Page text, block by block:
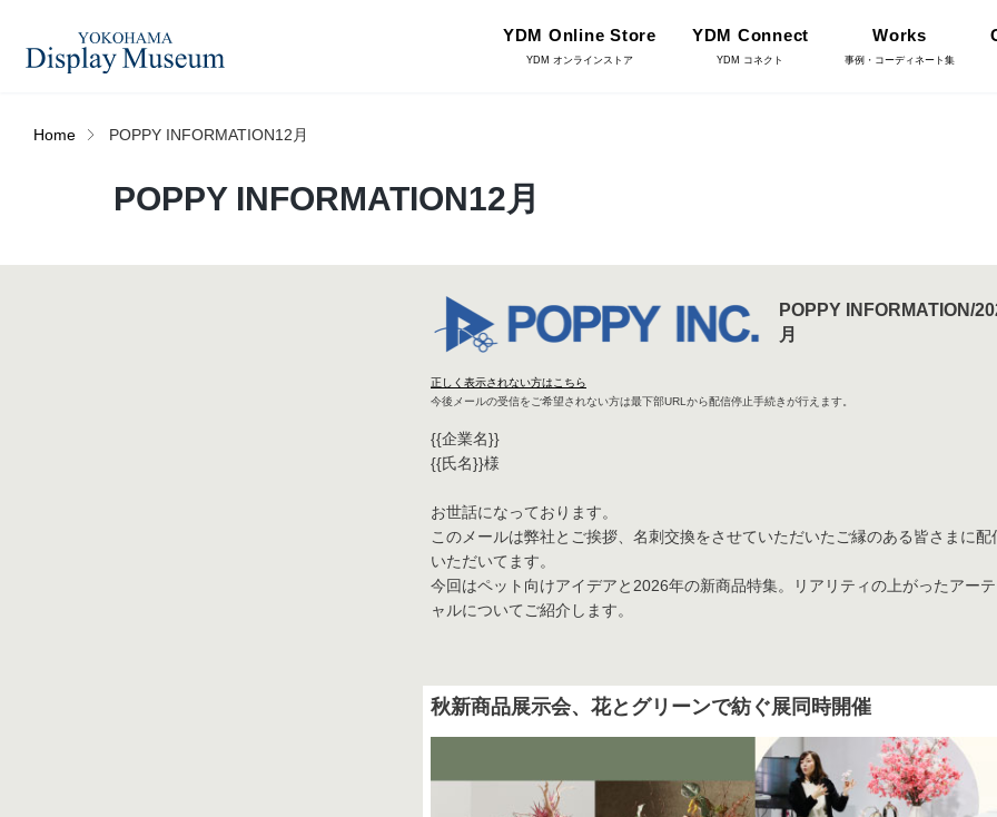
YDM Online Store
YDM オンラインストア
ルフラワー）
フェイクグリーン
ー
ディスプレイキット・ノ
ベルティキット
ハロウィン雑貨
YDM Connect
YDM コネクト
Works
事例・コーディネート集
ログイン・会員登録
YDM Connect
お問い合わせ
Home POPPY INFORMATION12月
POPPY INFORMATION12月
POPPY INFORMATION/
月
正しく表示されない方はこちら
今後メールの受信をご希望されない方は最下部URLから配信停止手続きが行えます。
{{企業名}}
{{氏名}}様
お世話になっております。
このメールは弊社とご挨拶、名刺交換をさせていただいたご縁のある皆さまに配
いただいてます。
今回はペット向けアイデアと2026年の新商品特集。リアリティの上がったアー
ャルについてご紹介します。
秋新商品展示会、花とグリーンで紡ぐ展同時開催